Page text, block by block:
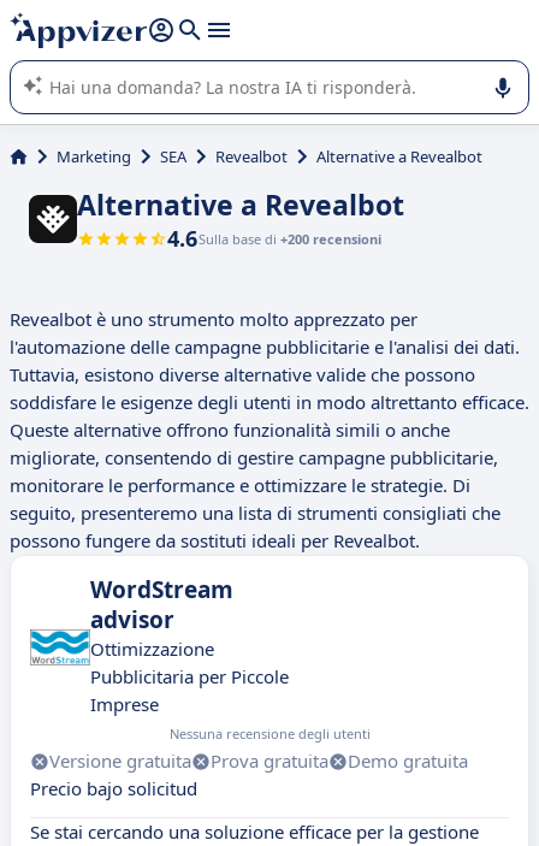
righe con
shift + enter
L'IA di Appvizer vi guida nell'utilizzo o nella scelta di un
software SaaS per la vostra azienda.
Marketing SEA Revealbot Alternative a Revealbot
Alternative a Revealbot
4.6Sulla base di +200 recensioni
Revealbot è uno strumento molto apprezzato per
l'automazione delle campagne pubblicitarie e l'analisi dei dati.
Tuttavia, esistono diverse alternative valide che possono
soddisfare le esigenze degli utenti in modo altrettanto efficace.
Queste alternative offrono funzionalità simili o anche
migliorate, consentendo di gestire campagne pubblicitarie,
monitorare le performance e ottimizzare le strategie. Di
seguito, presenteremo una lista di strumenti consigliati che
possono fungere da sostituti ideali per Revealbot.
WordStream
advisor
Ottimizzazione
Pubblicitaria per Piccole
Imprese
Nessuna recensione degli utenti
Versione gratuita Prova gratuita
Demo gratuita
Precio bajo solicitud
Se stai cercando una soluzione efficace per la gestione